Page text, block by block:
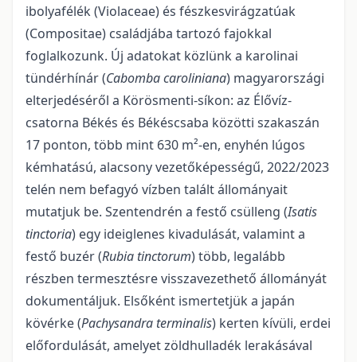
ibolyafélék (Violaceae) és fészkesvirágzatúak
(Compositae) családjába tartozó fajokkal
foglalkozunk. Új adatokat közlünk a karolinai
tündérhínár (Cabomba caroli­niana) magyarországi
elterjedéséről a Körösmenti-síkon: az Élővíz-
csatorna Békés és Békéscsaba kö­zötti szakaszán
17 ponton, több mint 630 m²-en, enyhén lúgos
kémhatású, alacsony vezetőképességű, 2022/2023
telén nem befagyó vízben talált állományait
mutatjuk be. Szentendrén a festő csülleng (Isa­tis
tinctoria) egy ideiglenes kivadulását, valamint a
festő buzér (Rubia tinctorum) több, legalább
részben termesztésre visszavezethető állományát
dokumentáljuk. Elsőként ismertetjük a japán
kövérke (Pachysandra termi­nalis) kerten kívüli, erdei
előfordulását, amelyet zöldhulladék lerakásával